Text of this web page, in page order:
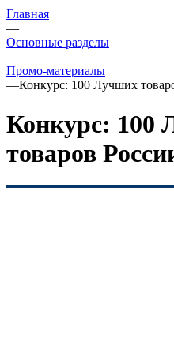
Главная
—
Основные разделы
—
Промо-материалы
—Конкурс: 100 Лучших
Конкурс: 100
товаров